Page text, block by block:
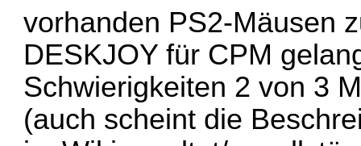
vorhanden PS2-Mäusen
DESKJOY für CPM
Schwierigkeiten 2 von 3
(auch scheint die